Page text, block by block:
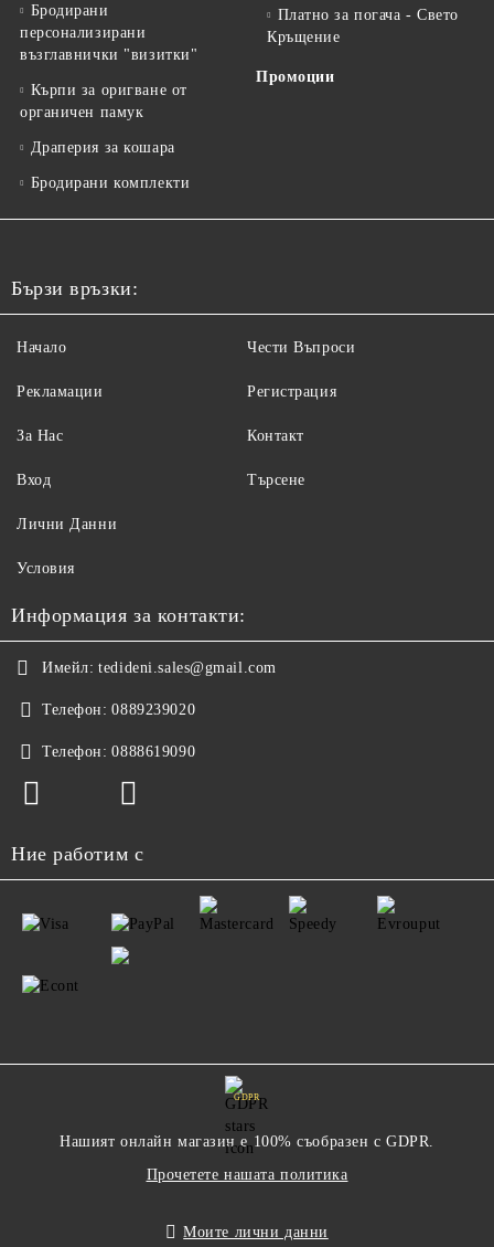
Бродирани
персонализирани
възглавнички "визитки"
Кърпи за оригване от
органичен памук
Драперия за кошара
Бродирани комплекти
Платно за погача - Свето
Кръщение
Промоции
Бързи връзки:
Начало
Рекламации
За Нас
Вход
Чести Въпроси
Регистрация
Контакт
Търсене
Лични Данни
Условия
Информация за контакти:
Имейл: tedideni.sales@gmail.com
Телефон: 0889239020
Телефон: 0888619090
Ние работим с
GDPR
Нашият онлайн магазин е 100% съобразен с GDPR.
Прочетете нашата политика
Моите лични данни